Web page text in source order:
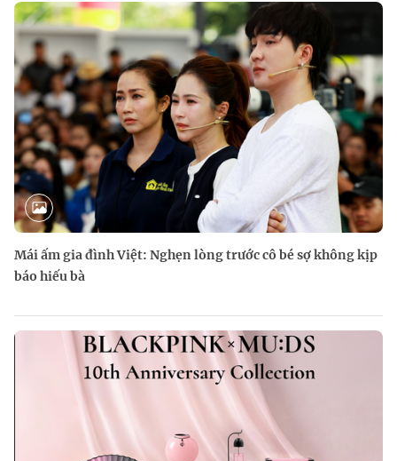
Mái ấm gia đình Việt: Nghẹn lòng trước cô bé sợ không kịp
báo hiếu bà